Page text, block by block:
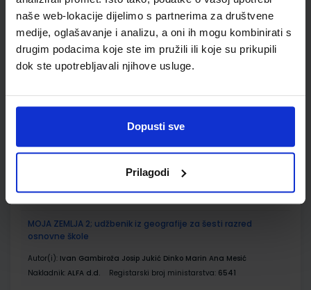
naše web-lokacije dijelimo s partnerima za društvene
medije, oglašavanje i analizu, a oni ih mogu kombinirati s
drugim podacima koje ste im pružili ili koje su prikupili
dok ste upotrebljavali njihove usluge.
Dopusti sve
Prilagodi
Udžbenik Omot
PRIRODA 6; radna bilježnica iz prirode za šesti razred
osnovne škole
Nakladnik:ALFA d.d. Registarski broj ministarstva:6563-DOM
CIJENA: 12,00 €
ŠIFRA OMOTA:500160
Omot
MOJA ZEMLJA 2; udžbenik iz geografije za šesti razred
osnovne škole
Autor(i): Ivan Gambiroža Josip Jukić Dinko Marin Ana Mesić
Nakladnik: ALFA d.d. Registarski broj ministarstva: 6541